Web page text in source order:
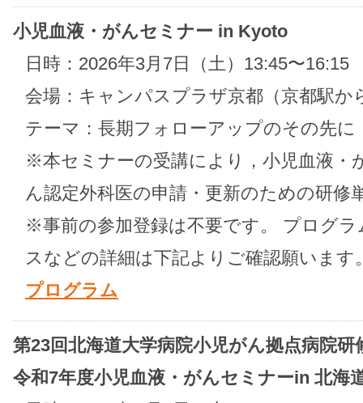
小児血液・がんセミナー in Kyoto
日時：2026年3月7日（土）13:45〜16:15
会場：キャンパスプラザ京都（京都駅か
テーマ：長期フォローアップのその先
※本セミナーの受講により，小児血液・
ん認定外科医の申請・更新のための研修
※事前の参加登録は不要です。 プログ
スなどの詳細は下記よりご確認願います
プログラム
第23回北海道大学病院小児がん拠点病院研
令和7年度小児血液・がんセミナーin 北海